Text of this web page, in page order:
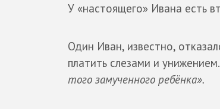
У «настоящего» Ивана есть
Один Иван, известно,
платить слезами и
того замученного ребёнка».